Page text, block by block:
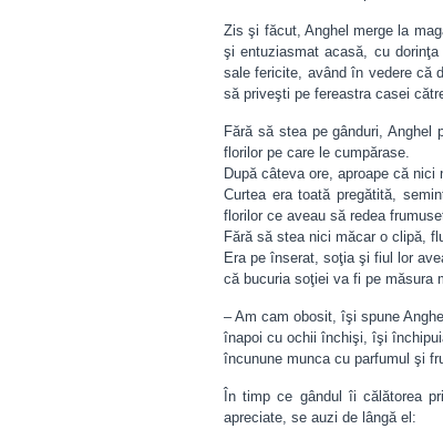
Zis şi făcut, Anghel merge la
şi entuziasmat acasă, cu
sale fericite, având în vedere că
să priveşti pe fereastra casei
Fără să stea pe gânduri, Anghel
florilor pe care le cumpărase.
După câteva ore, aproape că
Curtea era toată pregătită,
florilor ce aveau să redea
Fără să stea nici măcar o clipă,
Era pe înserat, soţia şi fiul lor
că bucuria soţiei va fi pe măsura
– Am cam obosit, îşi spune
înapoi cu ochii închişi, îşi
încunune munca cu parfumul şi
În timp ce gândul îi călătorea
apreciate, se auzi de lângă el: